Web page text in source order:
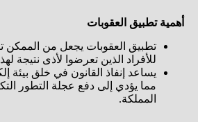
أهمية تطبيق العقوبات
تطبيق العقوبات يجعل من الممكن
للأفراد الذين تعرضوا لأذى نتيجة
يساعد إنفاذ القانون في خلق بيئة
مما يؤدي إلى دفع عجلة التطور
المملكة.